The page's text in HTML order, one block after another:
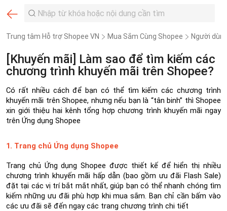
Trung tâm Hỗ trợ Shopee VN Mua Sắm Cùng Shopee Người
[Khuyến mãi] Làm sao để tìm kiếm các
chương trình khuyến mãi trên Shopee?
Có rất nhiều cách để bạn có thể tìm kiếm các chương trình
khuyến mãi trên Shopee, nhưng nếu bạn là “tân binh” thì Shopee
xin giới thiệu hai kênh tổng hợp chương trình khuyến mãi ngay
trên Ứng dụng Shopee
1. Trang chủ Ứng dụng Shopee
Trang chủ Ứng dụng Shopee được thiết kế để hiển thị nhiều
chương trình khuyến mãi hấp dẫn (bao gồm ưu đãi Flash Sale)
đặt tại các vị trí bắt mắt nhất, giúp bạn có thể nhanh chóng tìm
kiếm những ưu đãi phù hợp khi mua sắm. Bạn chỉ cần bấm vào
các ưu đãi sẽ đến ngay các trang chương trình chi tiết